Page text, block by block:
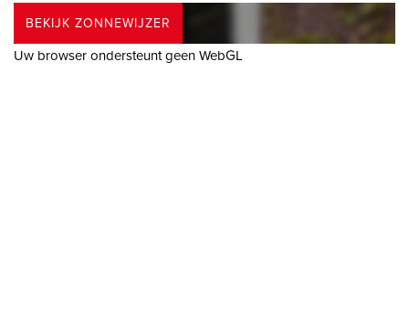
BEKIJK ZONNEWIJZER
Uw browser ondersteunt geen WebGL